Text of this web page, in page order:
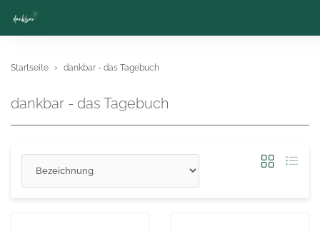
Startseite dankbar - das Tagebuch
dankbar - das Tagebuch